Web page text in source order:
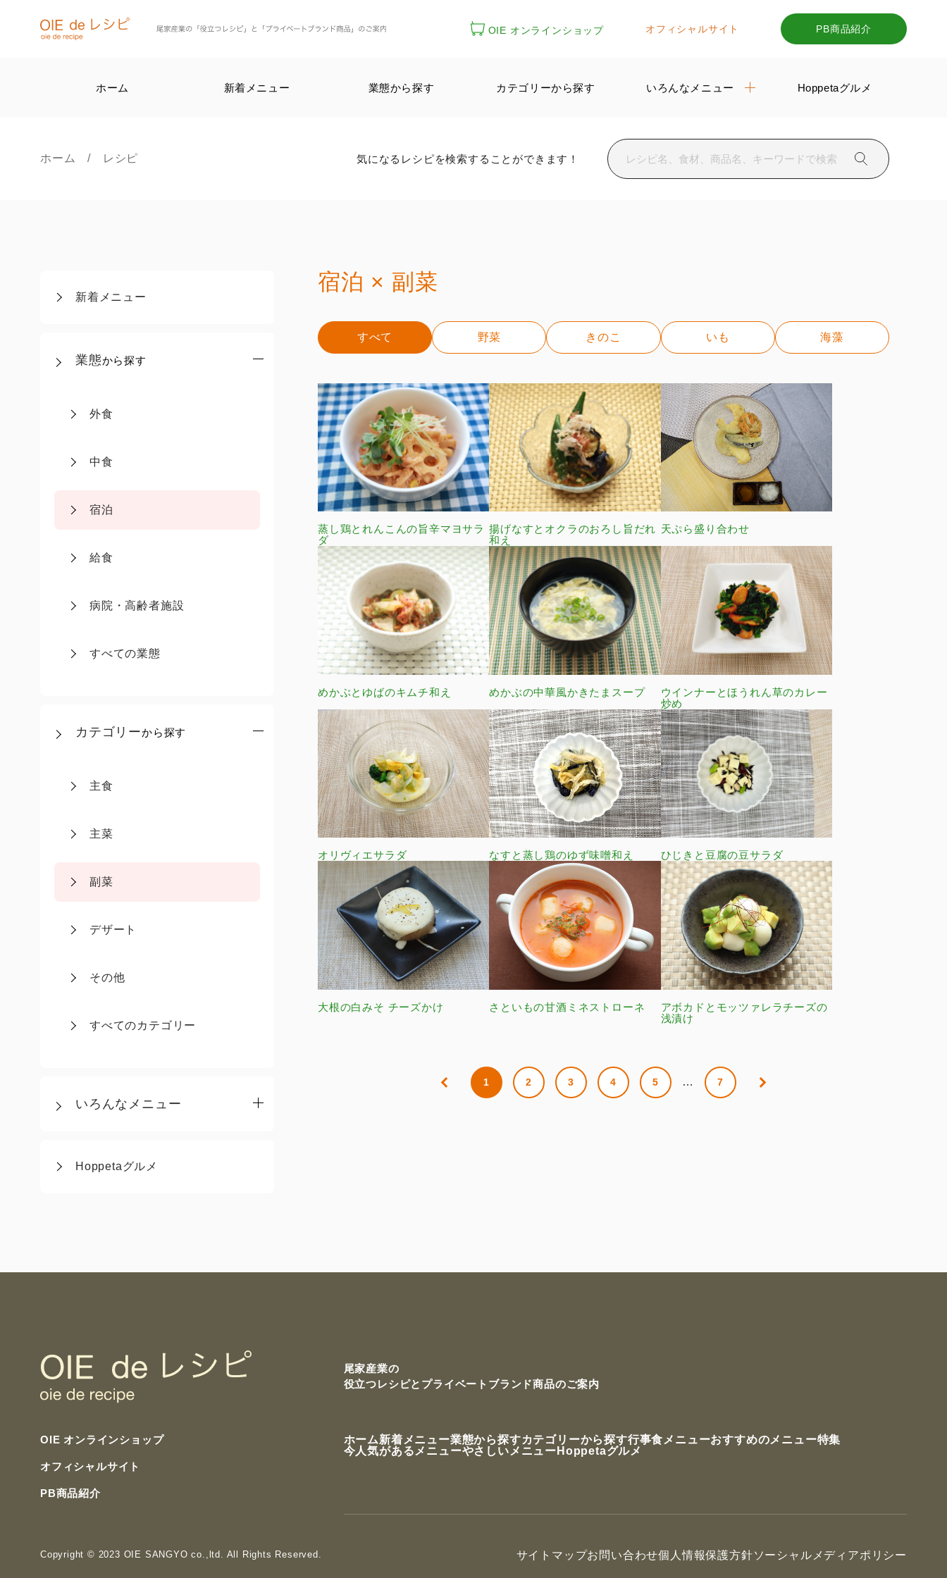
OIE オンラインショップ オフィシャルサイト PB商品紹介
ホーム 新着メニュー 業態から探す カテゴリーから探す いろんなメニュー Hoppetaグルメ
ホーム/ レシピ 気になるレシピを検索することができます！
新着メニュー
業態から探す
外食
中食
宿泊
給食
病院・高齢者施設
すべての業態
カテゴリーから探す
主食
主菜
副菜
デザート
その他
すべてのカテゴリー
いろんなメニュー
Hoppetaグルメ
宿泊 × 副菜
すべて 野菜 きのこ いも 海藻
蒸し鶏とれんこんの旨辛マヨサラ
ダ
揚げなすとオクラのおろし旨だれ
和え
天ぷら盛り合わせ
めかぶとゆばのキムチ和え めかぶの中華風かきたまスープ
ウインナーとほうれん草のカレー
炒め
オリヴィエサラダ なすと蒸し鶏のゆず味噌和え ひじきと豆腐の豆サラダ
大根の白みそ チーズかけ さといもの甘酒ミネストローネ
アボカドとモッツァレラチーズの
浅漬け
1 2 3 4 5 … 7
尾家産業の
役立つレシピと プライベートブランド商品のご案内
OIE オンラインショップ
オフィシャルサイト
PB商品紹介
ホーム新着メニュー業態から探すカテゴリーから探す行事食メニューおすすめのメニュー特集
今人気があるメニューやさしいメニュー Hoppetaグルメ
Copyright © 2023 OIE SANGYO co.,ltd. All Rights Reserved. サイトマップお問い合わせ個人情報保護方針ソーシャルメディアポリシー